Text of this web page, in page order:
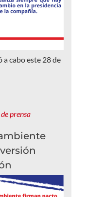
cabo este 28 de
prensa